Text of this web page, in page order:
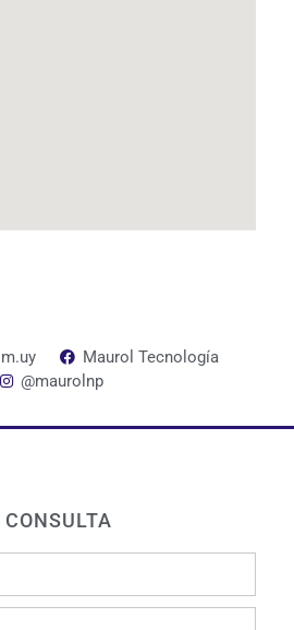
Maurol Tecnología
@maurolnp